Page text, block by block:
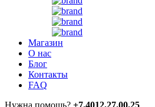
Магазин
О нас
Блог
Контакты
FAQ
Нужна помощь? +7.4012.27.00.25